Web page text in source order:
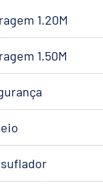
1.20M
1.50M